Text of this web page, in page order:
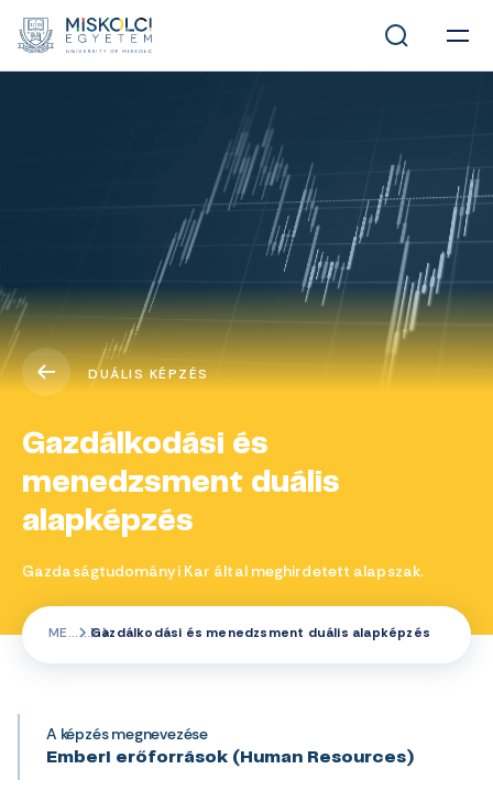
DUÁLIS KÉPZÉS
Gazdálkodási és
menedzsment duális
alapképzés
Gazdaságtudományi Kar által meghirdetett alapszak.
ME Gazdálkodási és menedzsment duális alapképzés
A képzés megnevezése
Emberi erőforrások (Human Resources)